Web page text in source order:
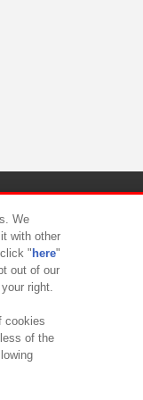
ト対応方針
We
with other
" here"
out of our
right.
cookies
of the